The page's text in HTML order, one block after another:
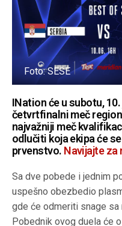
Foto: SESE
INation će u subotu,
četvrtfinalni meč
najvažniji meč
odlučiti koja ekipa će
prvenstvo. Navijajte za
Sa dve pobede i jednim
uspešno obezbedio
gde će odmeriti snage
Pobednik ovog duela će